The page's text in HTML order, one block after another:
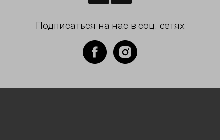
Подписаться на нас в соц. сетях